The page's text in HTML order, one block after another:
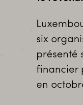
six
présenté
financier
en